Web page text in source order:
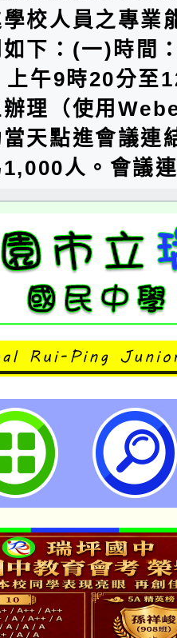
校人員之專業
下：(一)時間
上午9時20分至
理（使用
天點進會議連
1,000人。會議
學校增能研習